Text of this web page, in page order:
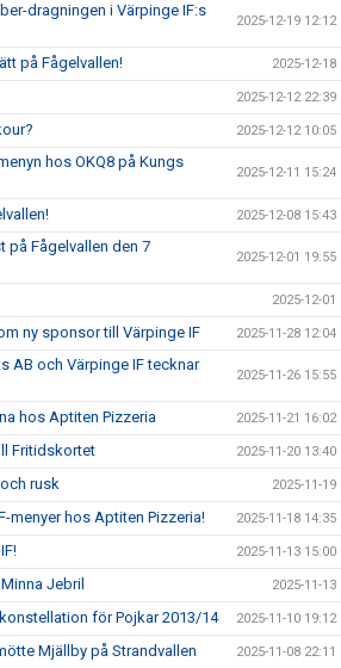
dragningen i Värpinge IF:s
2025-12-19 12:12
på Fågelvallen! 2025-12-18
2025-12-12 22:39
2025-12-12 10:05
hos OKQ8 på Kungs
2025-12-11 15:24
2025-12-08 15:43
Fågelvallen den 7
2025-12-01 19:55
2025-12-01
ny sponsor till Värpinge IF 2025-11-28 12:04
AB och Värpinge IF tecknar
2025-11-26 15:55
hos Aptiten Pizzeria 2025-11-21 16:02
Fritidskortet 2025-11-20 13:40
rusk 2025-11-19
menyer hos Aptiten Pizzeria! 2025-11-18 14:35
2025-11-13 15:00
Jebril 2025-11-13
för Pojkar 2013/14 2025-11-10 19:12
Mjällby på Strandvallen 2025-11-08 22:11